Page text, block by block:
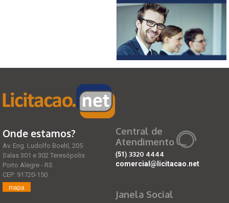
Onde estamos?
Av. Eng. Ludolfo Boehl, 205
Salas 301 e 302 Teresópolis
Porto Alegre - RS
CEP: 91720-150
mapa
Central de
Atendimento
(51) 3320 4444
comercial@licitacao.net
Janela Social